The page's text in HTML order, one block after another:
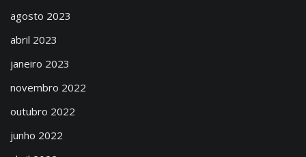
agosto 2023
abril 2023
janeiro 2023
novembro 2022
outubro 2022
junho 2022